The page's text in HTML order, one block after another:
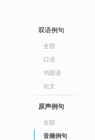
双语例句
全部
口语
书面语
论文
原声例句
全部
音频例句